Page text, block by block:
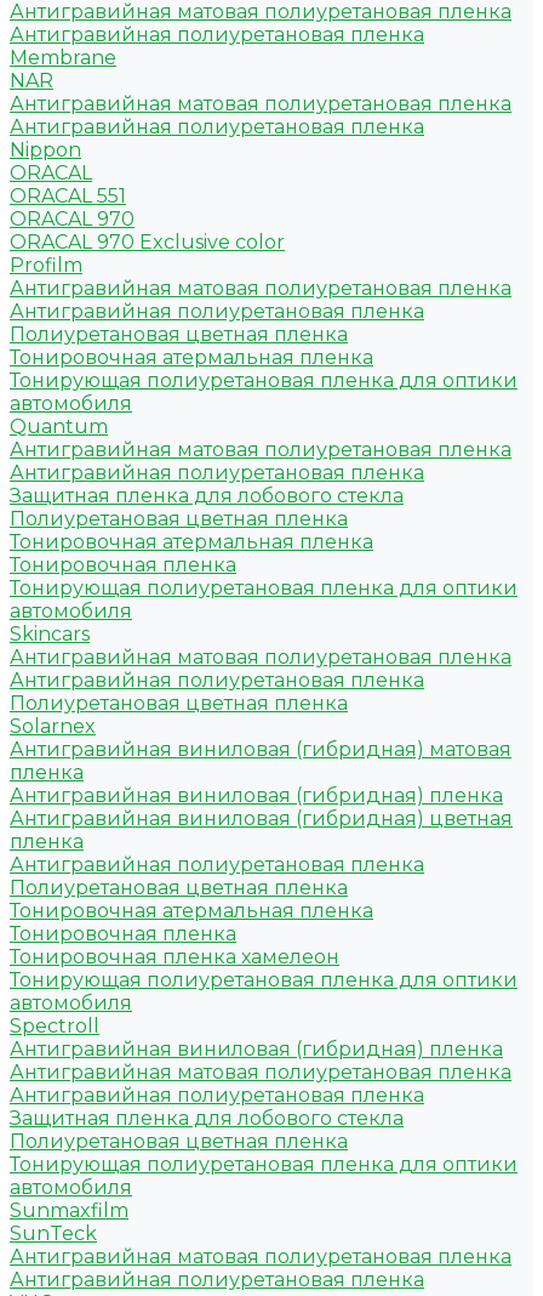
Антигравийная матовая полиуретановая пленка
Антигравийная полиуретановая пленка
Membrane
NAR
Антигравийная матовая полиуретановая пленка
Антигравийная полиуретановая пленка
Nippon
ORACAL
ORACAL 551
ORACAL 970
ORACAL 970 Exclusive color
Profilm
Антигравийная матовая полиуретановая пленка
Антигравийная полиуретановая пленка
Полиуретановая цветная пленка
Тонировочная атермальная пленка
Тонирующая полиуретановая пленка для оптики
автомобиля
Quantum
Антигравийная матовая полиуретановая пленка
Антигравийная полиуретановая пленка
Защитная пленка для лобового стекла
Полиуретановая цветная пленка
Тонировочная атермальная пленка
Тонировочная пленка
Тонирующая полиуретановая пленка для оптики
автомобиля
Skincars
Антигравийная матовая полиуретановая пленка
Антигравийная полиуретановая пленка
Полиуретановая цветная пленка
Solarnex
Антигравийная виниловая (гибридная) матовая
пленка
Антигравийная виниловая (гибридная) пленка
Антигравийная виниловая (гибридная) цветная
пленка
Антигравийная полиуретановая пленка
Полиуретановая цветная пленка
Тонировочная атермальная пленка
Тонировочная пленка
Тонировочная пленка хамелеон
Тонирующая полиуретановая пленка для оптики
автомобиля
Spectroll
Антигравийная виниловая (гибридная) пленка
Антигравийная матовая полиуретановая пленка
Антигравийная полиуретановая пленка
Защитная пленка для лобового стекла
Полиуретановая цветная пленка
Тонирующая полиуретановая пленка для оптики
автомобиля
Sunmaxfilm
SunTeck
Антигравийная матовая полиуретановая пленка
Антигравийная полиуретановая пленка